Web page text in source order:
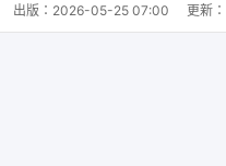
出版： 2026-05-25 07:00 更新：